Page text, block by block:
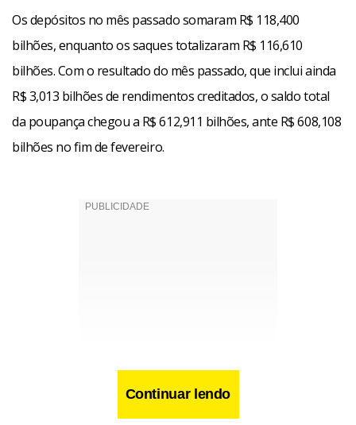
Os depósitos no mês passado somaram R$ 118,400
bilhões, enquanto os saques totalizaram R$ 116,610
bilhões. Com o resultado do mês passado, que inclui ainda
R$ 3,013 bilhões de rendimentos creditados, o saldo total
da poupança chegou a R$ 612,911 bilhões, ante R$ 608,108
bilhões no fim de fevereiro.
Continuar lendo